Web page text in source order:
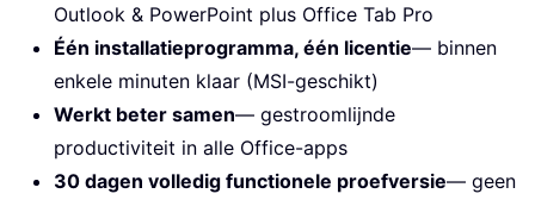
Outlook & PowerPoint plus Office Tab Pro
Één installatieprogramma, één licentie— binnen
enkele minuten klaar (MSI-geschikt)
Werkt beter samen— gestroomlijnde
productiviteit in alle Office-apps
30 dagen volledig functionele proefversie— geen